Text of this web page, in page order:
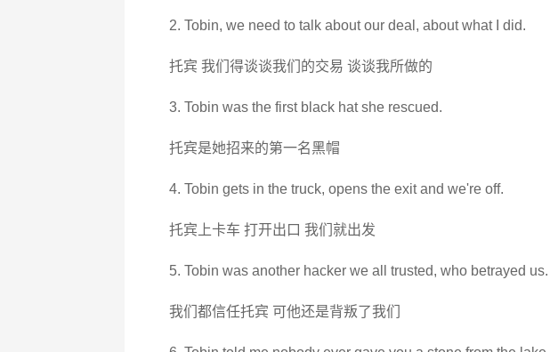
2. Tobin, we need to talk about our deal, about what I did.
托宾 我们得谈谈我们的交易 谈谈我所做的
3. Tobin was the first black hat she rescued.
托宾是她招来的第一名黑帽
4. Tobin gets in the truck, opens the exit and we're off.
托宾上卡车 打开出口 我们就出发
5. Tobin was another hacker we all trusted, who betrayed us.
我们都信任托宾 可他还是背叛了我们